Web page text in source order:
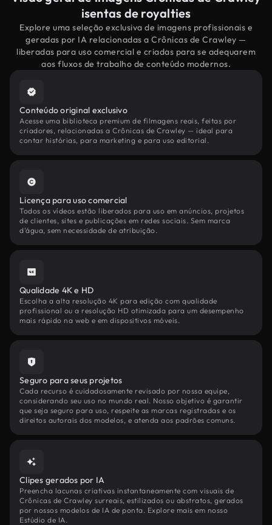
isentas de royalties
Explore uma seleção exclusiva de imagens profissionais e
geradas por IA relacionadas a Crônicas de Crawley —
liberadas para uso comercial e criadas para se adequarem
aos fluxos de trabalho de conteúdo modernos.
Conteúdo original exclusivo
Acesse uma biblioteca premium de filmagens reais, feitas por
criadores, relacionadas a Crônicas de Crawley — ideal para
contar histórias, para marketing e para uso editorial.
Licença para uso comercial
Todos os vídeos estão liberados para uso em anúncios, projetos
de clientes, sites e publicações em redes sociais. Sem marca
d'água, sem necessidade de atribuição.
Qualidade 4K e HD
Escolha a alta resolução 4K para edição com qualidade
profissional ou a resolução HD otimizada para um desempenho
mais rápido na web e em dispositivos móveis.
Seguro para seus projetos
Cada recurso é cuidadosamente revisado por nossa equipe,
considerando seu uso no mundo real. Nosso objetivo é garantir
que seja seguro para uso, respeite as marcas registradas e os
direitos autorais dos modelos, e atenda aos padrões comuns.
Clipes gerados por IA
Preencha lacunas criativas instantaneamente com visuais de
Crônicas de Crawley surreais, estilizados ou abstratos, gerados
por nossos modelos de IA de ponta. Explore mais em nosso
Estúdio de IA.